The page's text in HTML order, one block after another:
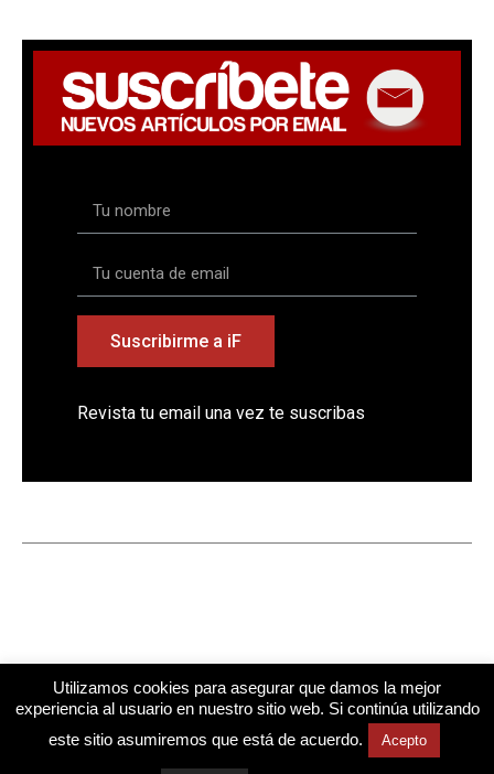
Suscribirme a iF
Revista tu email una vez te suscribas
Cuestiona Todo Todos los derechos reservados © 2026
Diseño web
Utilizamos cookies para asegurar que damos la mejor
experiencia al usuario en nuestro sitio web. Si continúa utilizando
este sitio asumiremos que está de acuerdo.
Acepto